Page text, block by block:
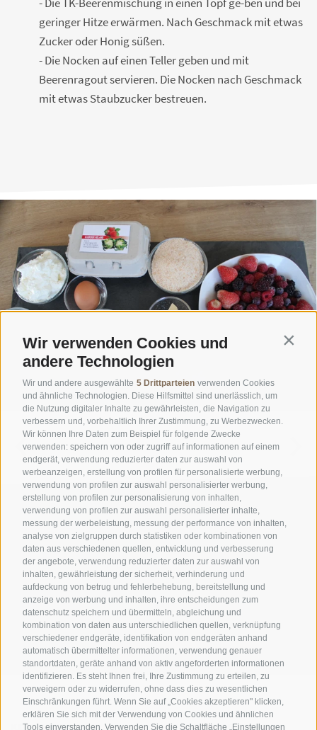
Wir verwenden Cookies und
andere Technologien
Wir und andere ausgewählte 5 Drittparteien verwenden Cookies
und ähnliche Technologien. Diese Hilfsmittel sind unerlässlich, um
die Nutzung digitaler Inhalte zu gewährleisten, die Navigation zu
verbessern und, vorbehaltlich Ihrer Zustimmung, zu Werbezwecken.
Wir können Ihre Daten zum Beispiel für folgende Zwecke
verwenden: speichern von oder zugriff auf informationen auf einem
endgerät, verwendung reduzierter daten zur auswahl von
werbeanzeigen, erstellung von profilen für personalisierte werbung,
verwendung von profilen zur auswahl personalisierter werbung,
erstellung von profilen zur personalisierung von inhalten,
verwendung von profilen zur auswahl personalisierter inhalte,
messung der werbeleistung, messung der performance von inhalten,
analyse von zielgruppen durch statistiken oder kombinationen von
daten aus verschiedenen quellen, entwicklung und verbesserung
der angebote, verwendung reduzierter daten zur auswahl von
inhalten, gewährleistung der sicherheit, verhinderung und
aufdeckung von betrug und fehlerbehebung, bereitstellung und
anzeige von werbung und inhalten, ihre entscheidungen zum
datenschutz speichern und übermitteln, abgleichung und
kombination von daten aus unterschiedlichen quellen, verknüpfung
verschiedener endgeräte, identifikation von endgeräten anhand
automatisch übermittelter informationen, verwendung genauer
standortdaten, geräte anhand von aktiv angeforderten informationen
identifizieren. Es steht Ihnen frei, Ihre Zustimmung zu erteilen, zu
verweigern oder zu widerrufen, ohne dass dies zu wesentlichen
Einschränkungen führt. Wenn Sie auf „Cookies akzeptieren" klicken,
erklären Sie sich mit der Verwendung von Cookies und ähnlichen
Tools einverstanden. Verwenden Sie die Schaltfläche „Einstellungen
geringer Hitze erwärmen. Nach Geschmack mit etwas
Zucker oder Honig süßen.
- Die Nocken auf einen Teller geben und mit
Beerenragout servieren. Die Nocken nach Geschmack
mit etwas Staubzucker bestreuen.
AMT FÜR DEN NATIONALPARK STILFSERJOCH
SOCIAL-MEDIA-RICHTLINIEN | IMPRESSUM | SITEMAP | COOKIE-RICHTLINIE
PRIVACY | Cookie Präferenzen
KONTAKTE BESUCHERZENTREN